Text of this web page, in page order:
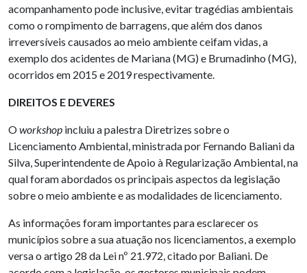
acompanhamento pode inclusive, evitar tragédias ambientais
como o rompimento de barragens, que além dos danos
irreversíveis causados ao meio ambiente ceifam vidas, a
exemplo dos acidentes de Mariana (MG) e Brumadinho (MG),
ocorridos em 2015 e 2019 respectivamente.
DIREITOS E DEVERES
Oworkshop incluiu a palestra Diretrizes sobre o
Licenciamento Ambiental, ministrada por Fernando Baliani da
Silva, Superintendente de Apoio à Regularização Ambiental, na
qual foram abordados os principais aspectos da legislação
sobre o meio ambiente e as modalidades de licenciamento.
As informações foram importantes para esclarecer os
municípios sobre a sua atuação nos licenciamentos, a exemplo
versa o artigo 28 da Lei nº 21.972, citado por Baliani. De